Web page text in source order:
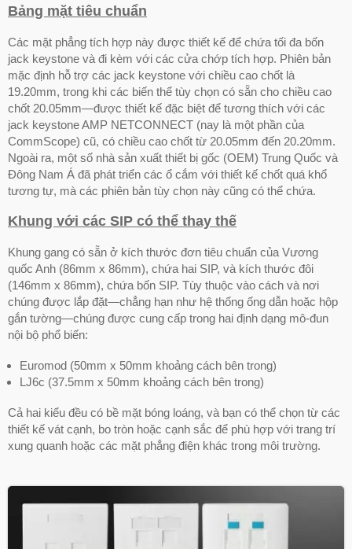
Bảng mặt tiêu chuẩn
Các mặt phẳng tích hợp này được thiết kế để chứa tối đa bốn
jack keystone và đi kèm với các cửa chớp tích hợp. Phiên bản
mặc định hỗ trợ các jack keystone với chiều cao chốt là
19.20mm, trong khi các biến thể tùy chọn có sẵn cho chiều cao
chốt 20.05mm—được thiết kế đặc biệt để tương thích với các
jack keystone AMP NETCONNECT (nay là một phần của
CommScope) cũ, có chiều cao chốt từ 20.05mm đến 20.20mm.
Ngoài ra, một số nhà sản xuất thiết bị gốc (OEM) Trung Quốc và
Đông Nam Á đã phát triển các ổ cắm với thiết kế chốt quá khổ
tương tự, mà các phiên bản tùy chọn này cũng có thể chứa.
Khung với các SIP có thể thay thế
Khung gang có sẵn ở kích thước đơn tiêu chuẩn của Vương
quốc Anh (86mm x 86mm), chứa hai SIP, và kích thước đôi
(146mm x 86mm), chứa bốn SIP. Tùy thuộc vào cách và nơi
chúng được lắp đặt—chẳng hạn như hệ thống ống dẫn hoặc hộp
gắn tường—chúng được cung cấp trong hai định dạng mô-đun
nội bộ phổ biến:
Euromod (50mm x 50mm khoảng cách bên trong)
LJ6c (37.5mm x 50mm khoảng cách bên trong)
Cả hai kiểu đều có bề mặt bóng loáng, và bạn có thể chọn từ các
thiết kế vát cạnh, bo tròn hoặc cạnh sắc để phù hợp với trang trí
xung quanh hoặc các mặt phẳng điện khác trong môi trường.